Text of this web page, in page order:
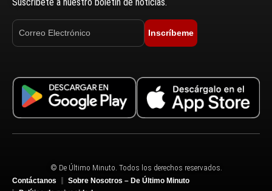
Inscríbeme
© De Último Minuto. Todos los derechos reservados.
Contáctanos
Sobre Nosotros – De Último Minuto